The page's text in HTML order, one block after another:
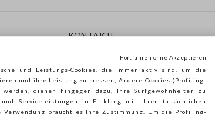
KONTAKTE
Senden Sie Uns Eine E-Mail
Folgen Sie Ihrer
Bestellung/Rücksendung
und Leistungs-Cookies, die immer aktiv sind, um die
und ihre Leistung zu messen; Andere Cookies (Profiling-
dienen hingegen dazu, Ihre Surfgewohnheiten zu
Serviceleistungen in Einklang mit Ihren tatsächlichen
braucht es Ihre Zustimmung. Um die Profiling-
Fortfahren ohne Akzeptieren